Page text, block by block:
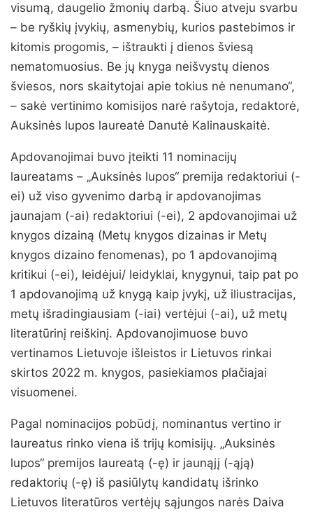
visumą, daugelio žmonių darbą. Šiuo atveju svarbu
– be ryškių įvykių, asmenybių, kurios pastebimos ir
kitomis progomis, – ištraukti į dienos šviesą
nematomuosius. Be jų knyga neišvystų dienos
šviesos, nors skaitytojai apie tokius nė nenumano“,
– sakė vertinimo komisijos narė rašytoja, redaktorė,
Auksinės lupos laureatė Danutė Kalinauskaitė.
Apdovanojimai buvo įteikti 11 nominacijų
laureatams – „Auksinės lupos“ premija redaktoriui (-
ei) už viso gyvenimo darbą ir apdovanojimas
jaunajam (-ai) redaktoriui (-ei), 2 apdovanojimai už
knygos dizainą (Metų knygos dizainas ir Metų
knygos dizaino fenomenas), po 1 apdovanojimą
kritikui (-ei), leidėjui/ leidyklai, knygynui, taip pat po
1 apdovanojimą už knygą kaip įvykį, už iliustracijas,
metų išradingiausiam (-iai) vertėjui (-ai), už metų
literatūrinį reiškinį. Apdovanojimuose buvo
vertinamos Lietuvoje išleistos ir Lietuvos rinkai
skirtos 2022 m. knygos, pasiekiamos plačiajai
visuomenei.
Pagal nominacijos pobūdį, nominantus vertino ir
laureatus rinko viena iš trijų komisijų. „Auksinės
lupos“ premijos laureatą (-ę) ir jaunąjį (-ąją)
redaktorių (-ę) iš pasiūlytų kandidatų išrinko
Lietuvos literatūros vertėjų sąjungos narės Daiva